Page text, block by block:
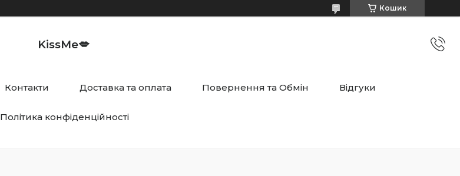
Кошик
KissMe💋
Контакти Доставка та оплата Повернення та Обмін Відгуки
Політика конфіденційності